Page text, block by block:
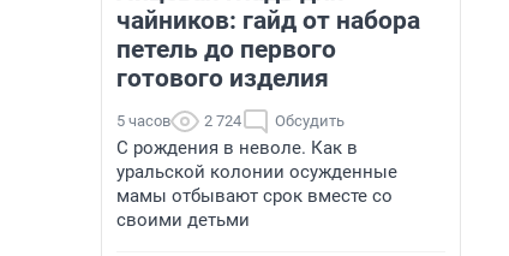
чайников: гайд от набора
петель до первого
готового изделия
5 часов 2 724 Обсудить
С рождения в неволе. Как в
уральской колонии осужденные
мамы отбывают срок вместе со
своими детьми